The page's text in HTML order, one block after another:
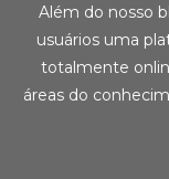
Além do nosso
usuários uma
totalmente
áreas do